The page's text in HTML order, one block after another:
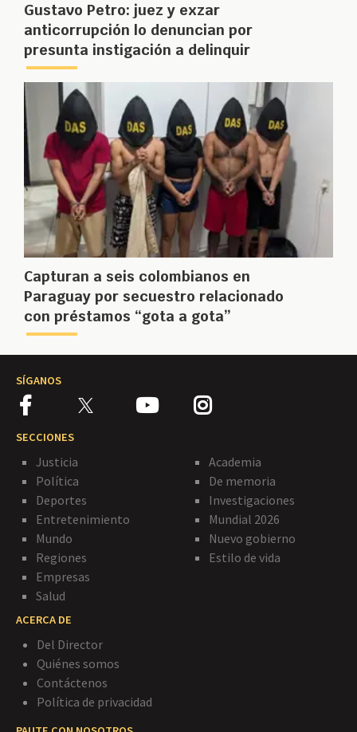
Gustavo Petro: juez y exzar
anticorrupción lo denuncian por
presunta instigación a delinquir
Capturan a seis colombianos en
Paraguay por secuestro relacionado
con préstamos “gota a gota”
SÍGANOS
SECCIONES
Justicia
Política
Deportes
Entretenimiento
Mundo
Regiones
Empresas
Salud
Academia
De memoria
Investigaciones
Mundial 2026
Nuevo gobierno
Estilo de vida
ACERCA DE
Del Director
Quiénes somos
Contáctenos
Política de privacidad